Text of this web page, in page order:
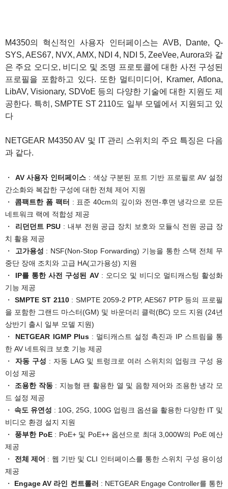
M4350의 혁신적인 사용자 인터페이스는 AVB, Dante, Q-
SYS, AES67, NVX, AMX, NDI 4, NDI 5, ZeeVee, Aurora와 같
은 주요 오디오, 비디오 및 조명 프로토콜에 대한 사전 구성된
프로필을 포함하고 있다. 또한 멀티미디어, Kramer, Atlona,
LibAV, Visionary, SDVoE 등의 다양한 기술에 대한 지원도 제
공한다. 특히, SMPTE ST 2110도 일부 모델에서 지원되고 있
다
NETGEAR M4350 AV 및 IT 관리 스위치의 주요 특징은 다음
과 같다.
・ AV 사용자 인터페이스 : 색상 구분된 포트 기반 프로필로 AV 설정
간소화와 복잡한 구성에 대한 전체 제어 지원
・ 콤팩트한 폼 팩터 : 표준 40cm의 깊이와 전면-후면 냉각으로 모든
네트워크 랙에 적합성 제공
・ 리던던트 PSU: 내부 전원 공급 장치 보호와 모듈식 전원 공급 장
치 활용 제공
・
고가용성 : NSF(Non-Stop Forwarding) 기능을 통한 스택 전체 무
중단 장애 조치와 고급 HA(고가용성) 지원
・ IP를 통한 사전 구성된 AV: 오디오 및 비디오 멀티캐스팅 활성화
기능 제공
・
SMPTE ST 2110: SMPTE 2059-2 PTP, AES67 PTP 등의 프로필
을 포함한 그랜드 마스터(GM) 및 바운더리 클럭(BC) 모드 지원 (24년
상반기 출시 일부 모델 지원)
・ NETGEAR IGMP Plus: 멀티캐스트 설정 촉진과 IP 스트림을 통
한 AV 네트워크 보호 기능 제공
・ 자동 구성 : 자동 LAG 및 트렁크로 여러 스위치의 업링크 구성 용
이성 제공
・ 조용한 작동: 지능형 팬 활용한 열 및 음향 제어와 조용한 냉각 모
드 설정 제공
・ 속도 유연성 : 10G, 25G, 100G 업링크 옵션을 활용한 다양한 IT 및
비디오 환경 설지 지원
・ 풍부한 PoE: PoE+ 및 PoE++ 옵션으로 최대 3,000W의 PoE 예산
제공
・ 전체 제어 : 웹 기반 및 CLI 인터페이스를 통한 스위치 구성 용이성
제공
・ Engage AV 라인 컨트롤러 : NETGEAR Engage Controller를 통한